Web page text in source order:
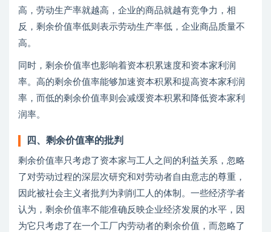
高，劳动生产率就越高，企业的商品就越有竞争力，相
反，剩余价值率低则表示劳动生产率低，企业商品质量不
高。
同时，剩余价值率也影响着资本积累速度和资本家利润
率。高的剩余价值率能够加速资本积累和提高资本家利润
率，而低的剩余价值率则会减缓资本积累和降低资本家利
润率。
四、剩余价值率的批判
剩余价值率只考虑了资本家与工人之间的利益关系，忽略
了对劳动过程的深层次研究和对劳动者自由意志的尊重，
因此被社会主义者批判为剥削工人的体制。一些经济学者
认为，剩余价值率不能准确反映企业经济发展的水平，因
为它只考虑了在一个工厂内劳动者的剩余价值，而忽略了